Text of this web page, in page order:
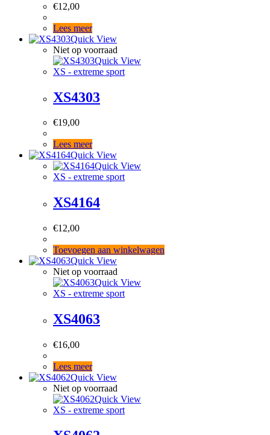
€12,00
Lees meer
Quick View
Niet op voorraad
Quick View
XS - extreme sport
XS4303
€19,00
Lees meer
Quick View
Quick View
XS - extreme sport
XS4164
€12,00
Toevoegen aan winkelwagen
Quick View
Niet op voorraad
Quick View
XS - extreme sport
XS4063
€16,00
Lees meer
Quick View
Niet op voorraad
Quick View
XS - extreme sport